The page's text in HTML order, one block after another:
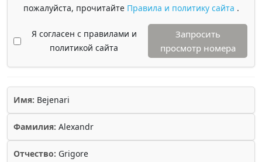
пожалуйста, прочитайте Правила и политику сайта .
Я согласен с правилами и
политикой сайта
Запросить
просмотр номера
Имя: Bejenari
Фамилия: Alexandr
Отчество: Grigore